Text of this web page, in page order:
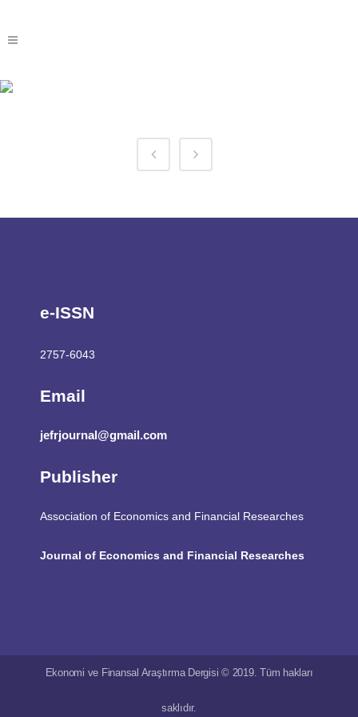
e-ISSN
2757-6043
Email
jefrjournal@gmail.com
Publisher
Association of Economics and Financial Researches
Journal of Economics and Financial Researches
Ekonomi ve Finansal Araştırma Dergisi © 2019. Tüm hakları
saklıdır.